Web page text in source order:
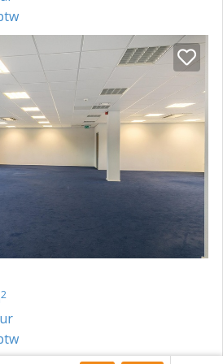
recht worden ontleend.
dat deze
niet als een aanbieding of
2